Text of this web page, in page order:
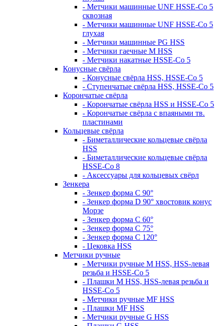
- Метчики машинные UNF HSSE-Co 5
сквозная
- Метчики машинные UNF HSSE-Co 5
глухая
- Метчики машинные PG HSS
- Метчики гаечные M HSS
- Метчики накатные HSSE-Co 5
Конусные свёрла
- Конусные свёрла HSS, HSSE-Co 5
- Ступенчатые свёрла HSS, HSSE-Co 5
Корончатые свёрла
- Корончатые свёрла HSS и HSSE-Co 5
- Корончатые свёрла с впаяными тв.
пластинами
Кольцевые свёрла
- Биметаллические кольцевые свёрла
HSS
- Биметаллические кольцевые свёрла
HSSE-Co 8
- Аксессуары для кольцевых свёрл
Зенкера
- Зенкер форма С 90°
- Зенкер форма D 90° хвостовик конус
Морзе
- Зенкер форма С 60°
- Зенкер форма С 75°
- Зенкер форма С 120°
- Цековка HSS
Метчики ручные
- Метчики ручные M HSS, HSS-левая
резьба и HSSE-Co 5
- Плашки M HSS, HSS-левая резьба и
HSSE-Co 5
- Метчики ручные MF HSS
- Плашки MF HSS
- Метчики ручные G HSS